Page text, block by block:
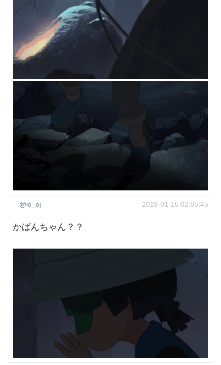
@io_oj 2019-01-15 02:05:45
かばんちゃん？？